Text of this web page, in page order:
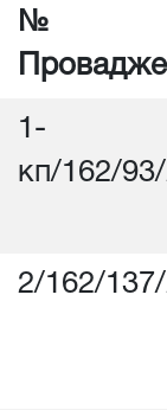
№
1-
кп/162/
2/162/